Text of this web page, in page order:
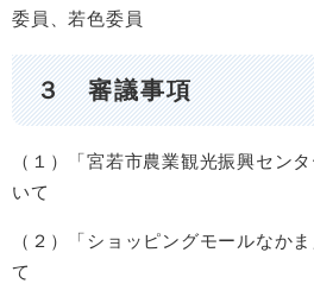
委員、若色委員
３ 審議事項
（１）「宮若市農業観光振興セン
いて
（２）「ショッピングモールなか
て